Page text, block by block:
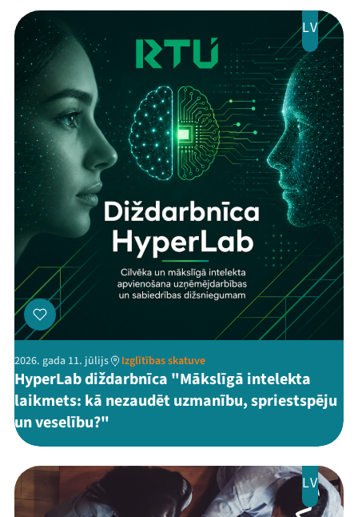
LV
2026. gada 11. jūlijs Izglītības skatuve
HyperLab diždarbnīca "Mākslīgā intelekta
laikmets: kā nezaudēt uzmanību, spriestspēju
un veselību?"
LV